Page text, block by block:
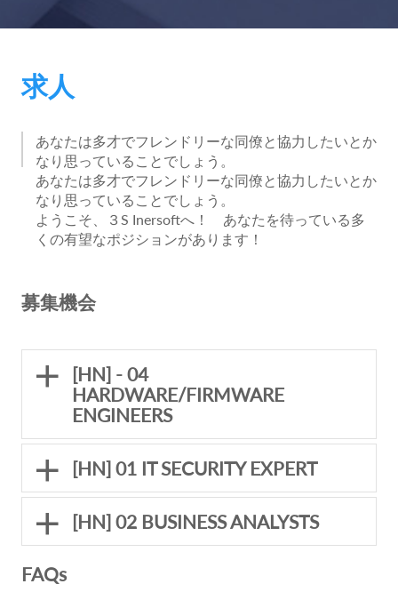
求人
あなたは多才でフレンドリーな同僚と協力したいとか
なり思っていることでしょう。
あなたは多才でフレンドリーな同僚と協力したいとか
なり思っていることでしょう。
ようこそ、３S Inersoftへ！ あなたを待っている多
くの有望なポジションがあります！
募集機会
[HN] - 04
HARDWARE/FIRMWARE
ENGINEERS
[HN] 01 IT SECURITY EXPERT
[HN] 02 BUSINESS ANALYSTS
FAQs